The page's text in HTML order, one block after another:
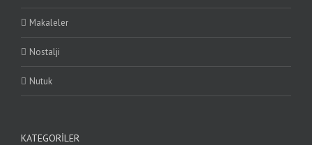
Makaleler
Nostalji
Nutuk
KATEGORILER